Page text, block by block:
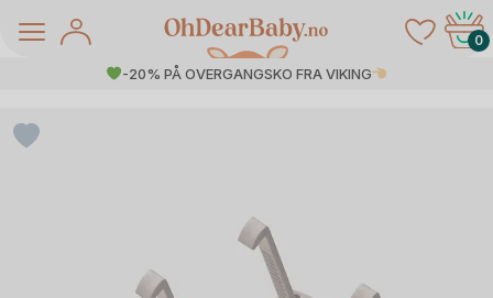
0
-20% PÅ OVERGANGSKO FRA VIKING